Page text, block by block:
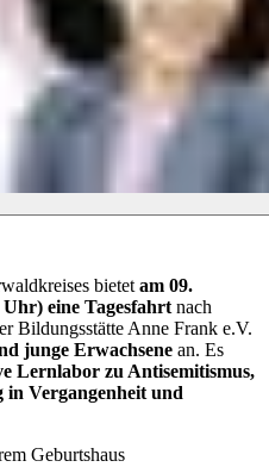
bietetam 09.
eine Tagesfahrtnach
Bildungsstätte Anne Frank e.V.
junge Erwachsene an. Es
Lernlabor zu Antisemitismus,
in Vergangenheit und
Geburtshaus